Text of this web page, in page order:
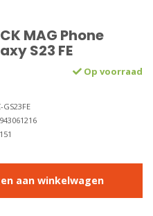
MAG Phone
S23 FE
Op voorraad
GS23FE
aan winkelwagen